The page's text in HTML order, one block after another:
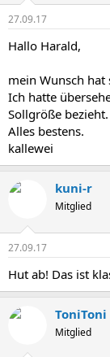
27.09.17
Hallo Harald,
mein Wunsch
Ich hatte
Sollgröße bezieht.
Alles bestens.
kallewei
kuni-r
Mitglied
27.09.17
Hut ab! Das ist
ToniToni
Mitglied